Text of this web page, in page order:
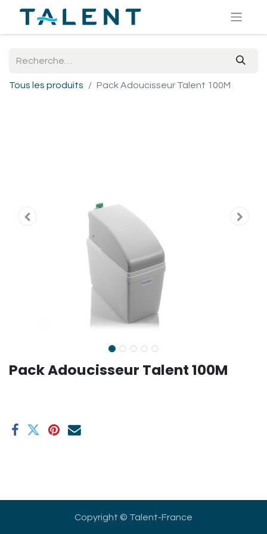
Tous les produits Pack Adoucisseur Talent 100M
Pack Adoucisseur Talent 100M
Copyright © Talent-France